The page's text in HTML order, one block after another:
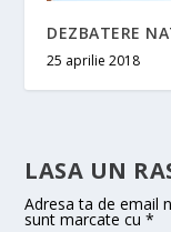
DEZBATERE
25 aprilie 2018
LASA UN
Adresa ta de email
sunt marcate cu*